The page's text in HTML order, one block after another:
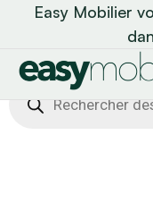
Easy Mobilier
Recherche
de